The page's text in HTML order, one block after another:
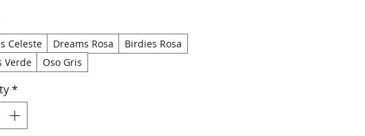
Celeste
Dreams Rosa
Birdies Rosa
Verde
Oso Gris
*